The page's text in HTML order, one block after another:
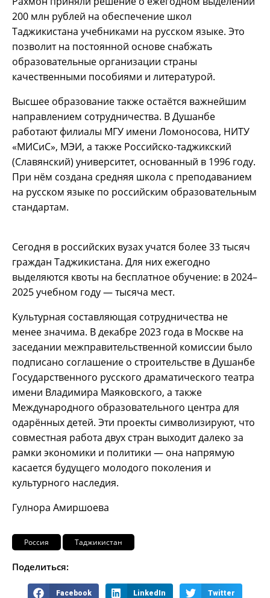
200 млн рублей на обеспечение школ
Таджикистана учебниками на русском языке. Это
позволит на постоянной основе снабжать
образовательные организации страны
качественными пособиями и литературой.
Высшее образование также остаётся важнейшим
направлением сотрудничества. В Душанбе
работают филиалы МГУ имени Ломоносова, НИТУ
«МИСиС», МЭИ, а также Российско-таджикский
(Славянский) университет, основанный в 1996 году.
При нём создана средняя школа с преподаванием
на русском языке по российским образовательным
стандартам.
Сегодня в российских вузах учатся более 33 тысяч
граждан Таджикистана. Для них ежегодно
выделяются квоты на бесплатное обучение: в 2024–
2025 учебном году — тысяча мест.
Культурная составляющая сотрудничества не
менее значима. В декабре 2023 года в Москве на
заседании межправительственной комиссии было
подписано соглашение о строительстве в Душанбе
Государственного русского драматического театра
имени Владимира Маяковского, а также
Международного образовательного центра для
одарённых детей. Эти проекты символизируют, что
совместная работа двух стран выходит далеко за
рамки экономики и политики — она напрямую
касается будущего молодого поколения и
культурного наследия.
Гулнора Амиршоева
Россия Таджикистан
Поделиться:
Facebook LinkedIn Twitter